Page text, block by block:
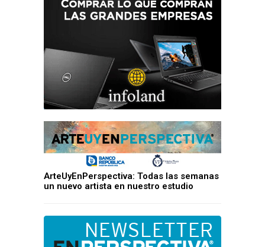
ArteUyEnPerspectiva: Todas las semanas
un nuevo artista en nuestro estudio